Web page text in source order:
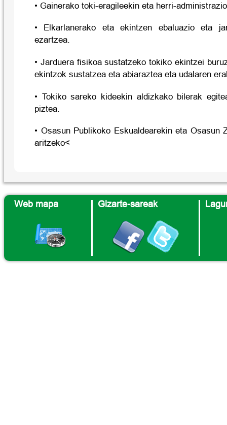
• Gainerako toki-eragileekin eta herri-
• Elkarlanerako eta ekintzen ebaluazio eta
ezartzea.
• Jarduera fisikoa sustatzeko tokiko ekintzei
ekintzok sustatzea eta abiaraztea eta udalaren
• Tokiko sareko kideekin aldizkako bilerak
piztea.
• Osasun Publikoko Eskualdearekin eta Osasun
aritzeko<
Web mapa Gizarte-sareak